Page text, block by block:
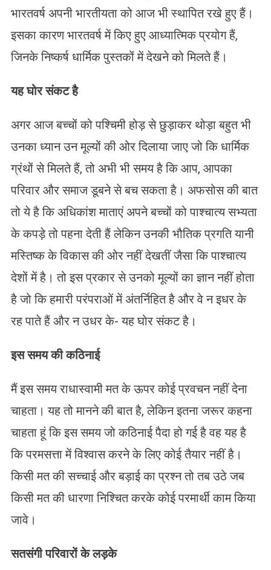
भारतवर्ष अपनी भारतीयता को आज भी स्थापित रखे हुए हैं।
इसका कारण भारतवर्ष में किए हुए आध्यात्मिक प्रयोग हैं,
जिनके निष्कर्ष धार्मिक पुस्तकों में देखने को मिलते हैं।
यह घोर संकट है
अगर आज बच्चों को पश्चिमी होड़ से छुड़ाकर थोड़ा बहुत भी
उनका ध्यान उन मूल्यों की ओर दिलाया जाए जो कि धार्मिक
ग्रंथों से मिलते हैं, तो अभी भी समय है कि आप, आपका
परिवार और समाज डूबने से बच सकता है। अफसोस की बात
तो ये है कि अधिकांश माताएं अपने बच्चों को पाश्चात्य सभ्यता
के कपड़े तो पहना देती हैं लेकिन उनकी भौतिक प्रगति यानी
मस्तिष्क के विकास की ओर नहीं देखतीं जैसा कि पाश्चात्य
देशों में है। तो इस प्रकार से उनको मूल्यों का ज्ञान नहीं होता
है जो कि हमारी परंपराओं में अंतर्निहित है और वे न इधर के
रह पाते हैं और न उधर के- यह घोर संकट है।
इस समय की कठिनाई
मैं इस समय राधास्वामी मत के ऊपर कोई प्रवचन नहीं देना
चाहता। यह तो मानने की बात है, लेकिन इतना जरूर कहना
चाहता हूं कि इस समय जो कठिनाई पैदा हो गई है वह यह है
कि परमसत्ता में विश्वास करने के लिए कोई तैयार नहीं है।
किसी मत की सच्चाई और बड़ाई का प्रश्न तो तब उठे जब
किसी मत की धारणा निश्चित करके कोई परमार्थी काम किया
जावे।
सतसंगी परिवारों के लड़के